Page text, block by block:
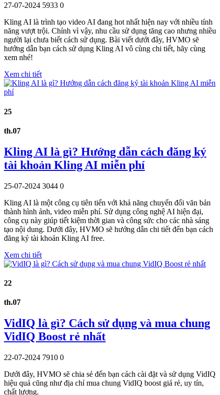
27-07-2024 5933 0
Kling AI là trình tạo video AI đang hot nhất hiện nay với nhiều tính
năng vượt trội. Chính vì vậy, nhu cầu sử dụng tăng cao nhưng nhiều
người lại chưa biết cách sử dụng. Bài viết dưới đây, HVMO sẽ
hướng dẫn bạn cách sử dụng Kling AI vô cùng chi tiết, hãy cùng
xem nhé!
Xem chi tiết
25
th.07
Kling AI là gì? Hướng dẫn cách đăng ký
tài khoản Kling AI miễn phí
25-07-2024 3044 0
Kling AI là một công cụ tiên tiến với khả năng chuyển đổi văn bản
thành hình ảnh, video miễn phí. Sử dụng công nghệ AI hiện đại,
công cụ này giúp tiết kiệm thời gian và công sức cho các nhà sáng
tạo nội dung. Dưới đây, HVMO sẽ hướng dẫn chi tiết đến bạn cách
đăng ký tài khoản Kling AI free.
Xem chi tiết
22
th.07
VidIQ là gì? Cách sử dụng và mua chung
VidIQ Boost rẻ nhất
22-07-2024 7910 0
Dưới đây, HVMO sẽ chia sẻ đến bạn cách cài đặt và sử dụng VidIQ
hiệu quả cũng như địa chỉ mua chung VidIQ boost giá rẻ, uy tín,
chất lượng.